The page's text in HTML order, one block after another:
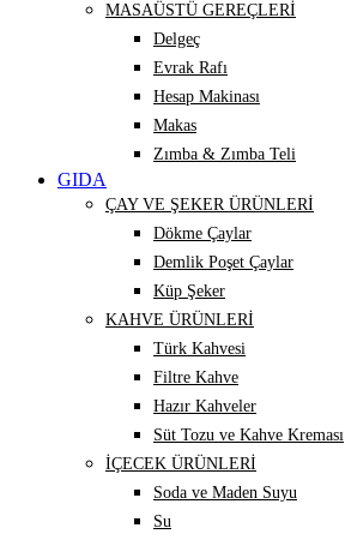
MASAÜSTÜ GEREÇLERİ
Delgeç
Evrak Rafı
Hesap Makinası
Makas
Zımba & Zımba Teli
GIDA
ÇAY VE ŞEKER ÜRÜNLERİ
Dökme Çaylar
Demlik Poşet Çaylar
Küp Şeker
KAHVE ÜRÜNLERİ
Türk Kahvesi
Filtre Kahve
Hazır Kahveler
Süt Tozu ve Kahve Kreması
İÇECEK ÜRÜNLERİ
Soda ve Maden Suyu
Su